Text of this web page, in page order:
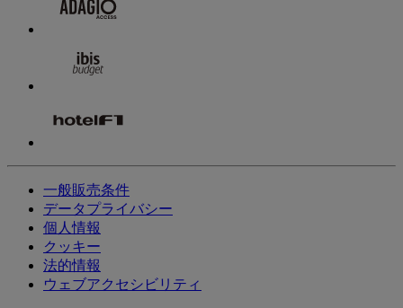
一般販売条件
データプライバシー
個人情報
クッキー
法的情報
ウェブアクセシビリティ